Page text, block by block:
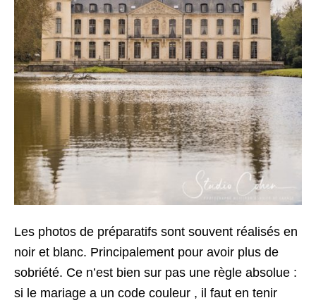
Les photos de préparatifs sont souvent réalisés en
noir et blanc. Principalement pour avoir plus de
sobriété. Ce n’est bien sur pas une règle absolue :
si le mariage a un code couleur , il faut en tenir